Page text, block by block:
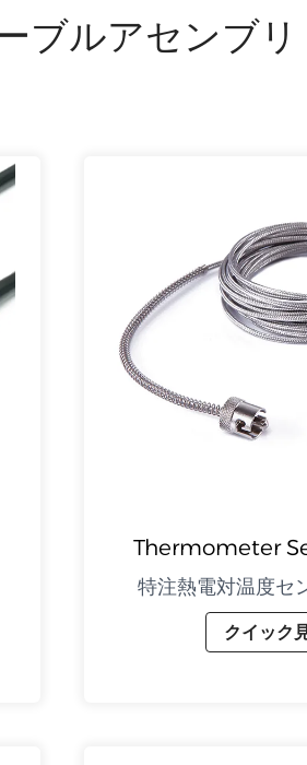
ブルアセンブリ
Thermometer
特注熱電対温度セ
クイック